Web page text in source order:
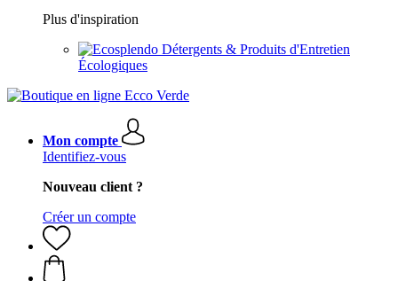
Plus d'inspiration
Détergents & Produits d'Entretien
Écologiques
Mon compte
Identifiez-vous
Nouveau client ?
Créer un compte